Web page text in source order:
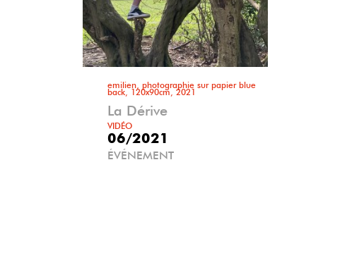
emilien, photographie sur papier blue
back, 120x90cm, 2021
La Dérive
VIDÉO
06/2021
ÉVÉNEMENT